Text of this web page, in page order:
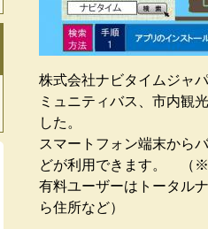
株式会社ナビタイムジャ
ミュニティバス、市内観
した。
スマートフォン端末から
どが利用できます。 （※
有料ユーザーはトータル
ら住所など）